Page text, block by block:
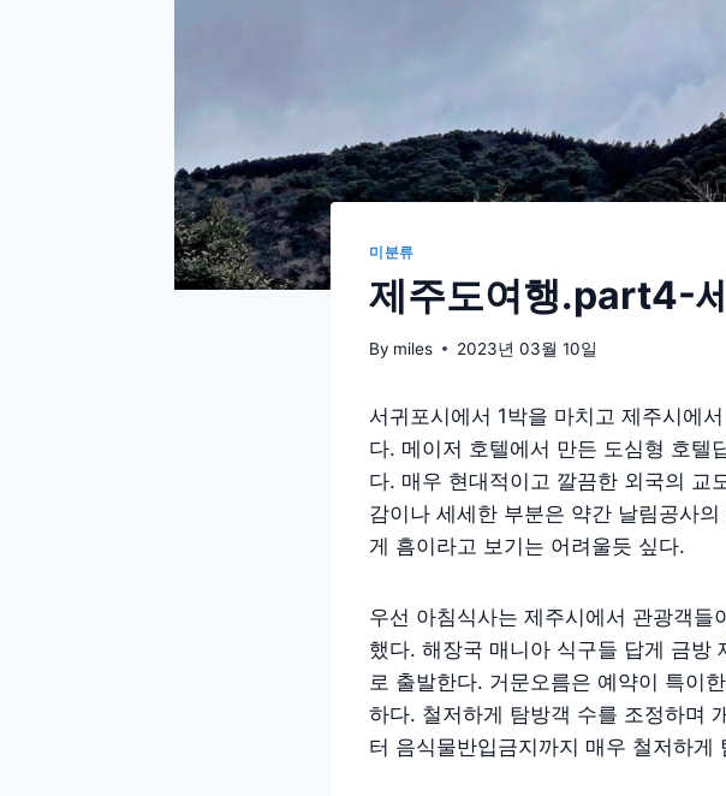
미분류
제주도여행.part4-
By miles 2023년 03월 10일
서귀포시에서 1박을 마치고 제주시에
다. 메이저 호텔에서 만든 도심형 호텔
다. 매우 현대적이고 깔끔한 외국의 교
감이나 세세한 부분은 약간 날림공사
게 흠이라고 보기는 어려울듯 싶다.
우선 아침식사는 제주시에서 관광객
했다. 해장국 매니아 식구들 답게 금방
로 출발한다. 거문오름은 예약이 특이
하다. 철저하게 탐방객 수를 조정하며
터 음식물반입금지까지 매우 철저하게